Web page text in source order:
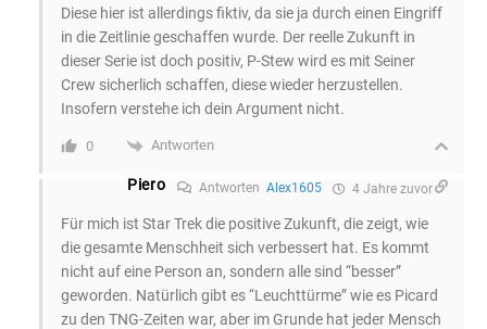
Diese hier ist allerdings fiktiv, da sie ja durch einen Eingriff
in die Zeitlinie geschaffen wurde. Der reelle Zukunft in
dieser Serie ist doch positiv, P-Stew wird es mit Seiner
Crew sicherlich schaffen, diese wieder herzustellen.
Insofern verstehe ich dein Argument nicht.
0 Antworten
Piero Antworten Alex1605 4 Jahre zuvor
Für mich ist Star Trek die positive Zukunft, die zeigt, wie
die gesamte Menschheit sich verbessert hat. Es kommt
nicht auf eine Person an, sondern alle sind “besser”
geworden. Natürlich gibt es “Leuchttürme” wie es Picard
zu den TNG-Zeiten war, aber im Grunde hat jeder Mensch